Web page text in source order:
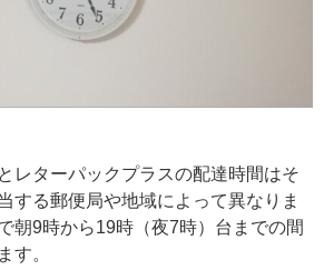
レターパックプラスの配達時間はそ
する郵便局や地域によって異なりま
朝9時から19時（夜7時）台までの間
す。